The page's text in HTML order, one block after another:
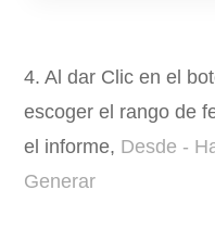
4. Al dar Clic en el
escoger el rango de
el informe, Desde -
Generar